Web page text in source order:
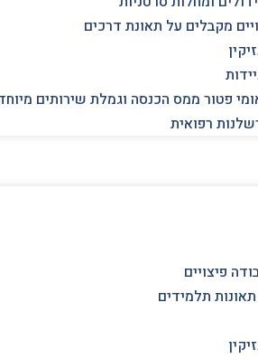
מקבלים על תאונת דרכים
פטור ממס הכנסה וגמלת שירותים
רפואית
פיצויים
תאונות תלמידים